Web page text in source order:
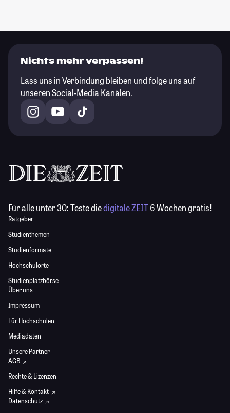
Nichts mehr verpassen!
Lass uns in Verbindung bleiben und folge uns auf
unseren Social-Media Kanälen.
Für alle unter 30:Teste diedigitale ZEIT6 Wochen gratis!
Ratgeber
Studienthemen
Studienformate
Hochschulorte
Studienplatzbörse
Über uns
Impressum
Für Hochschulen
Mediadaten
Unsere Partner
AGB
Rechte & Lizenzen
Hilfe & Kontakt
Datenschutz